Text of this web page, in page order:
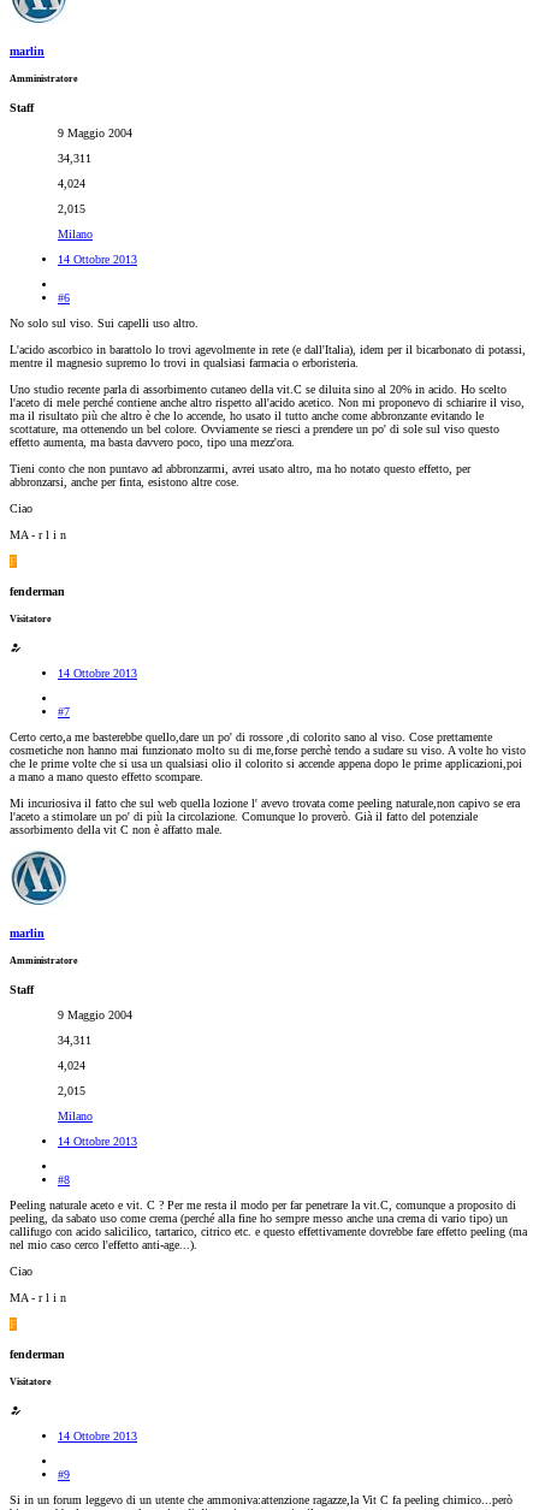
marlin
Amministratore
Staff
9 Maggio 2004
34,311
4,024
2,015
Milano
14 Ottobre 2013
#6
No solo sul viso. Sui capelli uso altro.
L'acido ascorbico in barattolo lo trovi agevolmente in rete (e dall'Italia), idem per il bicarbonato di potassi,
mentre il magnesio supremo lo trovi in qualsiasi farmacia o erboristeria.
Uno studio recente parla di assorbimento cutaneo della vit.C se diluita sino al 20% in acido. Ho scelto
l'aceto di mele perché contiene anche altro rispetto all'acido acetico. Non mi proponevo di schiarire il viso,
ma il risultato più che altro è che lo accende, ho usato il tutto anche come abbronzante evitando le
scottature, ma ottenendo un bel colore. Ovviamente se riesci a prendere un po' di sole sul viso questo
effetto aumenta, ma basta davvero poco, tipo una mezz'ora.
Tieni conto che non puntavo ad abbronzarmi, avrei usato altro, ma ho notato questo effetto, per
abbronzarsi, anche per finta, esistono altre cose.
Ciao
MA - r l i n
F
fenderman
Visitatore
14 Ottobre 2013
#7
Certo certo,a me basterebbe quello,dare un po' di rossore ,di colorito sano al viso. Cose prettamente
cosmetiche non hanno mai funzionato molto su di me,forse perchè tendo a sudare su viso. A volte ho visto
che le prime volte che si usa un qualsiasi olio il colorito si accende appena dopo le prime applicazioni,poi
a mano a mano questo effetto scompare.
Mi incuriosiva il fatto che sul web quella lozione l' avevo trovata come peeling naturale,non capivo se era
l'aceto a stimolare un po' di più la circolazione. Comunque lo proverò. Già il fatto del potenziale
assorbimento della vit C non è affatto male.
marlin
Amministratore
Staff
9 Maggio 2004
34,311
4,024
2,015
Milano
14 Ottobre 2013
#8
Peeling naturale aceto e vit. C ? Per me resta il modo per far penetrare la vit.C, comunque a proposito di
peeling, da sabato uso come crema (perché alla fine ho sempre messo anche una crema di vario tipo) un
callifugo con acido salicilico, tartarico, citrico etc. e questo effettivamente dovrebbe fare effetto peeling (ma
nel mio caso cerco l'effetto anti-age...).
Ciao
MA - r l i n
F
fenderman
Visitatore
14 Ottobre 2013
#9
Si in un forum leggevo di un utente che ammoniva:attenzione ragazze,la Vit C fa peeling chimico...però